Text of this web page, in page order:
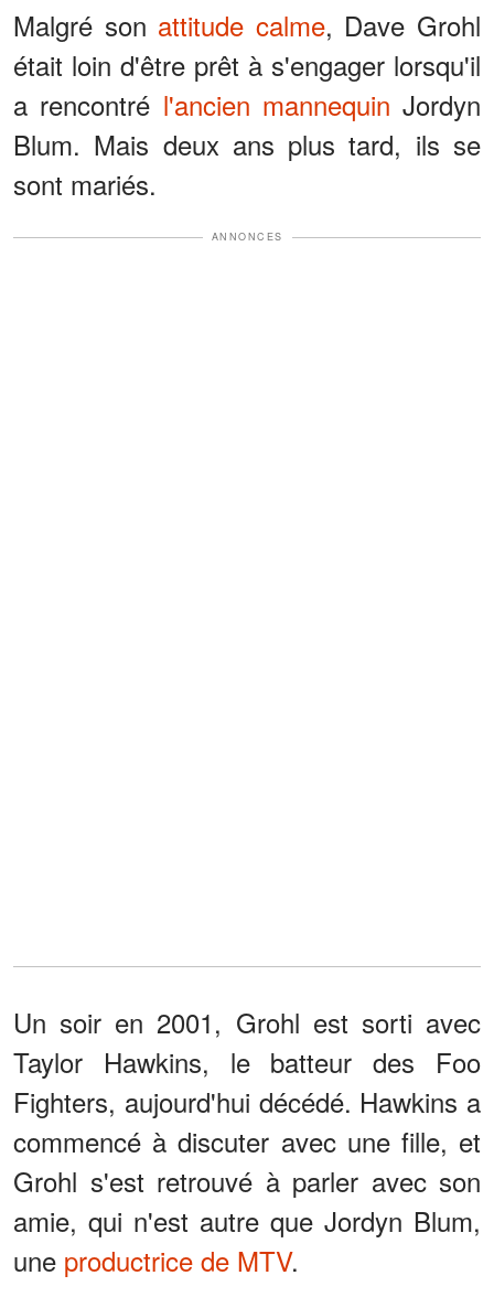
Malgré son attitude calme, Dave Grohl
était loin d'être prêt à s'engager lorsqu'il
a rencontré l'ancien mannequin Jordyn
Blum. Mais deux ans plus tard, ils se
sont mariés.
ANNONCES
Un soir en 2001, Grohl est sorti avec
Taylor Hawkins, le batteur des Foo
Fighters, aujourd'hui décédé. Hawkins a
commencé à discuter avec une fille, et
Grohl s'est retrouvé à parler avec son
amie, qui n'est autre que Jordyn Blum,
une productrice de MTV.